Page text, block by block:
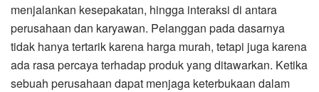
menjalankan kesepakatan, hingga interaksi di antara
perusahaan dan karyawan. Pelanggan pada dasarnya
tidak hanya tertarik karena harga murah, tetapi juga karena
ada rasa percaya terhadap produk yang ditawarkan. Ketika
sebuah perusahaan dapat menjaga keterbukaan dalam